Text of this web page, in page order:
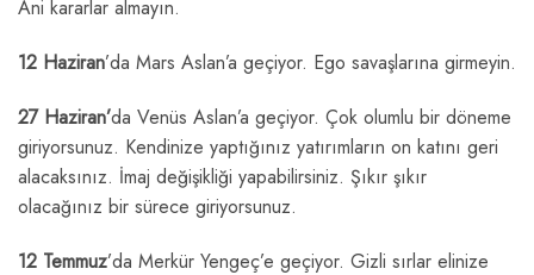
Ani kararlar almayın.
12 Haziran’da Mars Aslan’a geçiyor. Ego savaşlarına girmeyin.
27 Haziran’da Venüs Aslan’a geçiyor. Çok olumlu bir döneme
giriyorsunuz. Kendinize yaptığınız yatırımların on katını geri
alacaksınız. İmaj değişikliği yapabilirsiniz. Şıkır şıkır
olacağınız bir sürece giriyorsunuz.
12 Temmuz’da Merkür Yengeç’e geçiyor. Gizli sırlar elinize